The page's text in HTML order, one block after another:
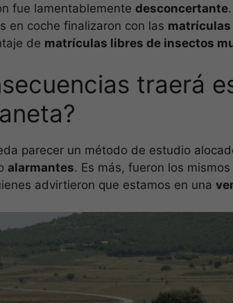
fue lamentablemente desconcertante
en coche finalizaron con las
de matrículas libres de insectos
traerá
parecer un método de estudio
alarmantes. Es más, fueron los
advirtieron que estamos en una